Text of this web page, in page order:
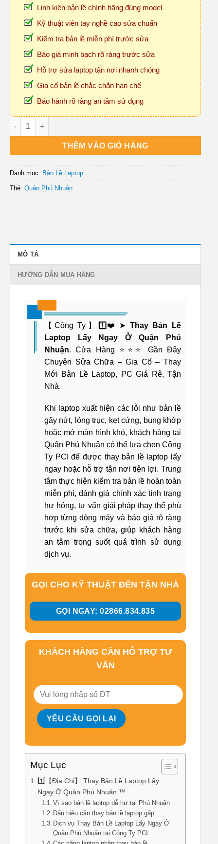
Linh kiện bản lề chính hãng đúng model
Kỹ thuật viên tay nghề cao sửa chuẩn
Kiểm tra bản lề miễn phí trước sửa
Báo giá minh bạch rõ ràng trước sửa
Hỗ trợ sửa laptop tận nơi nhanh chóng
Gia cố bản lề chắc chắn hạn chế
Bảo hành rõ ràng an tâm sử dụng
Thay Bản Lề Laptop Lấy Ngay Ở Quận Phú Nhuận số lượng
THÊM VÀO GIỎ HÀNG
Danh mục: Bản Lề Laptop
Thẻ: Quận Phú Nhuận
MÔ TẢ
HƯỚNG DẪN MUA HÀNG
【Công Ty】1️⃣❤️➤ Thay Bản Lề
Laptop Lấy Ngay Ở Quận Phú
Nhuận. Cửa Hàng ⭐⭐⭐ Gần Đây
Chuyên Sửa Chữa – Gia Cố – Thay
Mới Bản Lề Laptop, PC Giá Rẻ, Tận
Nhà.
Khi laptop xuất hiện các lỗi như bản lề
gãy nứt, lỏng trục, kẹt cứng, bung khớp
hoặc mở màn hình khó, khách hàng tại
Quận Phú Nhuận có thể lựa chọn Công
Ty PCI để được thay bản lề laptop lấy
ngay hoặc hỗ trợ tận nơi tiện lợi. Trung
tâm thực hiện kiểm tra bản lề hoàn toàn
miễn phí, đánh giá chính xác tình trạng
hư hỏng, tư vấn giải pháp thay thế phù
hợp từng dòng máy và báo giá rõ ràng
trước khi sửa chữa, giúp khách hàng
an tâm trong suốt quá trình sử dụng
dịch vụ.
GỌI CHO KỸ THUẬT ĐẾN TẬN NHÀ
GỌI NGAY: 02866.834.835
KHÁCH HÀNG CẦN HỖ TRỢ TƯ
VẤN
Mục Lục
1️⃣【Địa Chỉ】 Thay Bản Lề Laptop Lấy
Ngay Ở Quận Phú Nhuận ™
Vì sao bản lề laptop dễ hư tại Phú Nhuận
Dấu hiệu cần thay bản lề laptop gấp
Dịch vụ Thay Bản Lề Laptop Lấy Ngay Ở
Quận Phú Nhuận tại Công Ty PCI